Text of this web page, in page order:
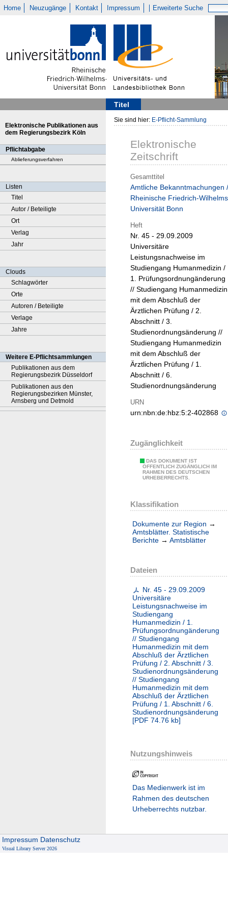
Home Neuzugänge Kontakt Impressum Erweiterte Suche
Titel
Elektronische Publikationen aus
dem Regierungsbezirk Köln
Pflichtabgabe
Ablieferungsverfahren
Listen
Titel
Autor / Beteiligte
Ort
Verlag
Jahr
Clouds
Schlagwörter
Orte
Autoren / Beteiligte
Verlage
Jahre
Weitere E-Pflichtsammlungen
Publikationen aus dem
Regierungsbezirk Düsseldorf
Publikationen aus den
Regierungsbezirken Münster,
Arnsberg und Detmold
Sie sind hier: E-Pflicht-Sammlung
Elektronische
Zeitschrift
Gesamttitel
Amtliche Bekanntmachungen /
Rheinische Friedrich-
Universität Bonn
Heft
Nr. 45 - 29.09.2009
Universitäre
Leistungsnachweise im
Studiengang Humanmedizin /
1. Prüfungsordnungänderung
// Studiengang Humanmedizin
mit dem Abschluß der
Ärztlichen Prüfung / 2.
Abschnitt / 3.
Studienordnungsänderung //
Studiengang Humanmedizin
mit dem Abschluß der
Ärztlichen Prüfung / 1.
Abschnitt / 6.
Studienordnungsänderung
URN
urn:nbn:de:hbz:5:2-402868
Zugänglichkeit
DAS DOKUMENT IST
ÖFFENTLICH ZUGÄNGLICH IM
RAHMEN DES DEUTSCHEN
URHEBERRECHTS.
Klassifikation
Dokumente zur Region →
Amtsblätter. Statistische
Berichte → Amtsblätter
Dateien
Nr. 45 - 29.09.2009
Universitäre
Leistungsnachweise im
Studiengang
Humanmedizin / 1.
Prüfungsordnungänderung
// Studiengang
Humanmedizin mit dem
Abschluß der Ärztlichen
Prüfung / 2. Abschnitt / 3.
Studienordnungsänderung
// Studiengang
Humanmedizin mit dem
Abschluß der Ärztlichen
Prüfung / 1. Abschnitt / 6.
Studienordnungsänderung
[PDF 74.76 kb]
Nutzungshinweis
Das Medienwerk ist im
Rahmen des deutschen
Urheberrechts nutzbar.
Impressum Datenschutz
Visual Library Server 2026